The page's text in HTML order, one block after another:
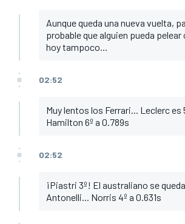
Aunque queda una nueva vuelta,
probable que alguien pueda
hoy tampoco...
02:52
Muy lentos los Ferrari... Leclerc es
Hamilton 6º a 0.789s
02:52
¡Piastri 3º! El australiano se
Antonelli... Norris 4º a 0.631s